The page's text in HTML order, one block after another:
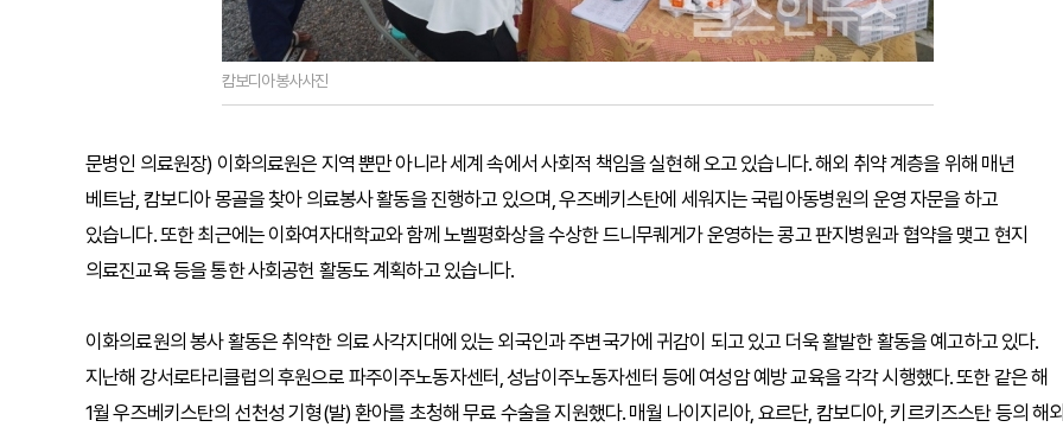
캄보디아봉사사진
문병인 의료원장) 이화의료원은 지역 뿐만 아니라 세계 속에서 사회적 책임을 실현해 오고 있습니다. 해외 취약 계층을 위해 매년
베트남, 캄보디아 몽골을 찾아 의료봉사 활동을 진행하고 있으며, 우즈베키스탄에 세워지는 국립아동병원의 운영 자문을 하고
있습니다. 또한 최근에는 이화여자대학교와 함께 노벨평화상을 수상한 드니무퀘게가 운영하는 콩고 판지병원과 협약을 맺고 현지
의료진교육 등을 통한 사회공헌 활동도 계획하고 있습니다.
이화의료원의 봉사 활동은 취약한 의료 사각지대에 있는 외국인과 주변국가에 귀감이 되고 있고 더욱 활발한 활동을 예고하고 있다.
지난해 강서로타리클럽의 후원으로 파주이주노동자센터, 성남이주노동자센터 등에 여성암 예방 교육을 각각 시행했다. 또한 같은 해
1월 우즈베키스탄의 선천성 기형(발) 환아를 초청해 무료 수술을 지원했다. 매월 나이지리아, 요르단, 캄보디아, 키르키즈스탄 등의 해외